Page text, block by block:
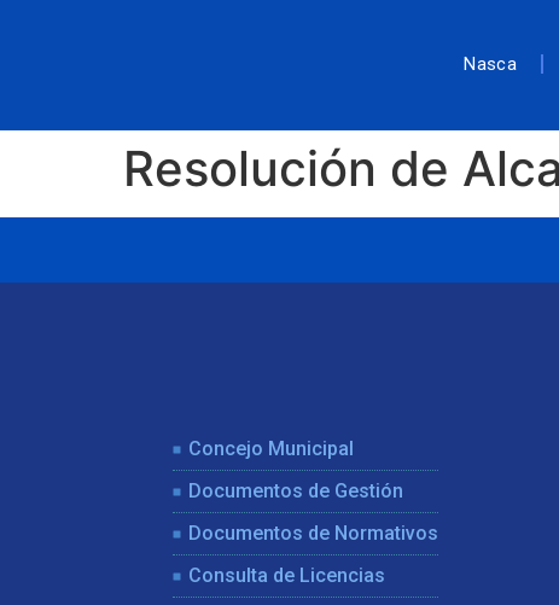
Nasca
Resolución de
Concejo Municipal
Documentos de Gestión
Documentos de Normativos
Consulta de Licencias